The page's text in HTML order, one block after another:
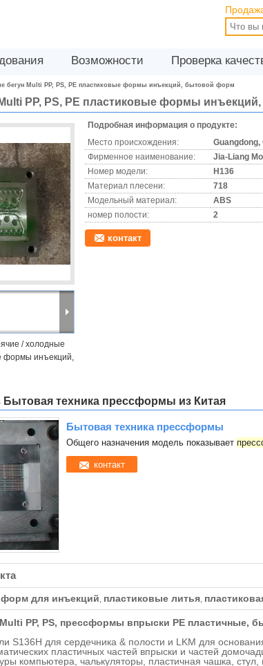
Возможности Проверка
бегун Multi PP, PS, PE пластиковые формы инъекций, бытовой форм
PP, PS, PE пластиковые формы
/ холодные
формы инъекций,
Подробная информация о продукте:
Место происхождения:
Guangdong,
Фирменное наименование:
Jia-Liang
Номер модели:
H136
Материал плесени:
718
Модельный материал:
ABS
номер полости:
2
контакт
техника прессформы из Китая
Бытовая техника прессформы
Общего назначения модель показывает
контакт
для инъекций, пластиковые литья,
PP, PS, прессформы впрыски PE пластичные,
S136H для сердечника & полости и LKM для
пластичных частей впрыски и частей
компьютера, чалькуляторы, пластичная чашка, стул,